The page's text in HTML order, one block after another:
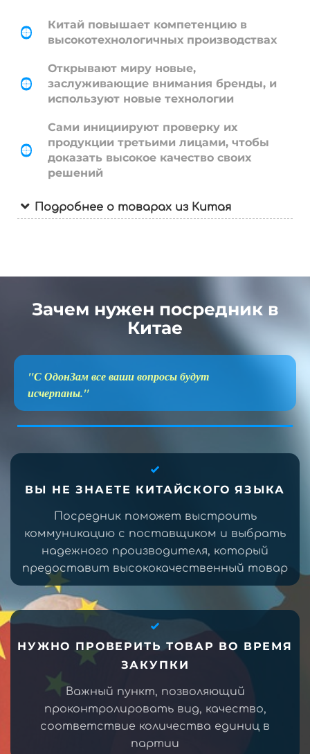
Китай повышает компетенцию в
высокотехнологичных производствах
Открывают миру новые,
заслуживающие внимания бренды, и
используют новые технологии
Сами инициируют проверку их
продукции третьими лицами, чтобы
доказать высокое качество своих
решений
Подробнее о товарах из Китая
Зачем нужен посредник в
Китае
"С ОдонЗам все ваши вопросы будут
исчерпаны."
ВЫ НЕ ЗНАЕТЕ КИТАЙСКОГО ЯЗЫКА
Посредник поможет выстроить
коммуникацию с поставщиком и выбрать
надежного производителя, который
предоставит высококачественный товар
НУЖНО ПРОВЕРИТЬ ТОВАР ВО ВРЕМЯ
ЗАКУПКИ
Важный пункт, позволяющий
проконтролировать вид, качество,
соответствие количества единиц в
партии